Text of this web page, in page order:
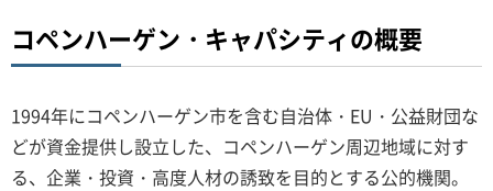
コペンハーゲン・キャパシティの概要
1994年にコペンハーゲン市を含む自治体・EU・公益財団な
どが資金提供し設立した、コペンハーゲン周辺地域に対す
る、企業・投資・高度人材の誘致を目的とする公的機関。